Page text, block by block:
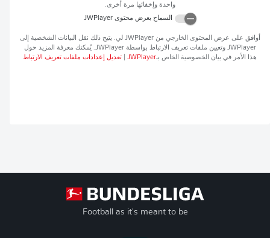
واحدة وإخفائها مرة أخرى.
السماح بعرض محتوىJWPlayer
أوافق على عرض المحتوى الخارجي منJWPlayer لي. يتيح ذلك نقل البيانات الشخصية إلى
JWPlayer وتعيين ملفات تعريف الارتباط بواسطةJWPlayer. يُمكنك معرفة المزيد حول
هذا الأمر في بيان الخصوصية الخاص بـJWPlayer تعديل إعدادات ملفات تعريف الارتباط
Football as it's meant to be